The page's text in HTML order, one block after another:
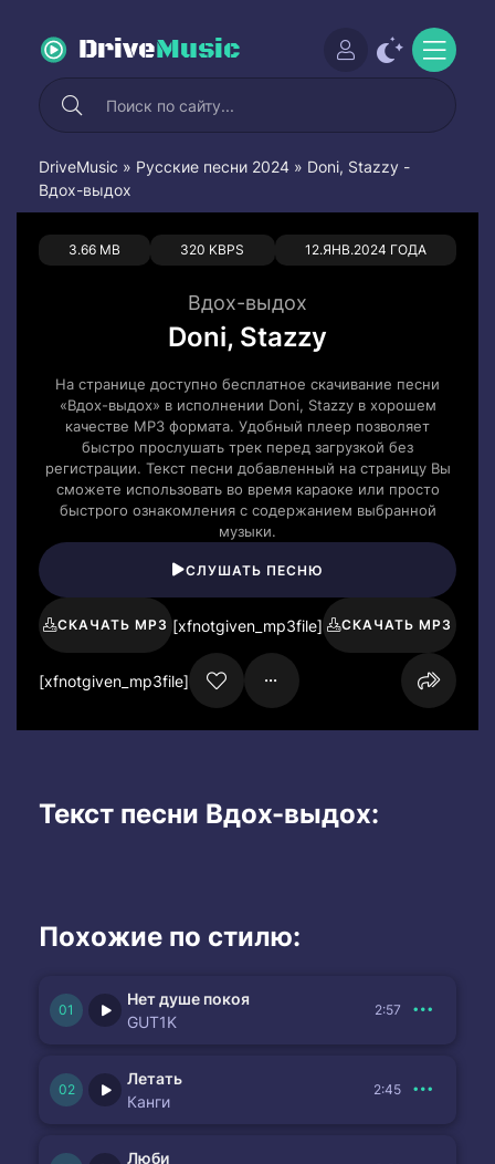
DriveMusic
DriveMusic » Русские песни 2024 » Doni, Stazzy -
Вдох-выдох
3.66 MB 320 KBPS 12.ЯНВ.2024 ГОДА
0 0
Вдох-выдох
Doni, Stazzy
На странице доступно бесплатное скачивание песни
«Вдох-выдох» в исполнении Doni, Stazzy в хорошем
качестве MP3 формата. Удобный плеер позволяет
быстро прослушать трек перед загрузкой без
регистрации. Текст песни добавленный на страницу Вы
сможете использовать во время караоке или просто
быстрого ознакомления с содержанием выбранной
музыки.
СЛУШАТЬ ПЕСНЮ
СКАЧАТЬ MP3 [xfnotgiven_mp3file] СКАЧАТЬ MP3
[xfnotgiven_mp3file]
Текст песни Вдох-выдох:
Похожие по стилю:
Нет душе покоя
GUT1K
2:57
Летать
Канги
2:45
Люби